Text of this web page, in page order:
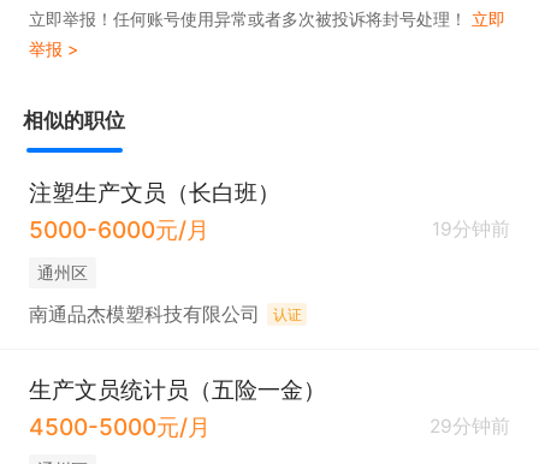
立即举报！任何账号使用异常或者多次被投诉将封号处理！ 立即
举报 >
相似的职位
注塑生产文员（长白班）
5000-6000元/月
19分钟前
通州区
南通品杰模塑科技有限公司 认证
生产文员统计员（五险一金）
4500-5000元/月
29分钟前